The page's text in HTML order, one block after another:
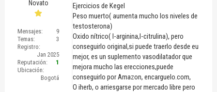
Novato
Mensajes:
9
Temas:
3
Registro:
Jan 2025
Reputación:
1
Ubicación:
Bogotá
Ejercicios de Kegel
Peso muerto( aumenta mucho los niveles de
testosterona)
Oxido nítrico( l-arginina,l-citrulina), pero
conseguirlo original,si puede traerlo desde eu
mejor, es un suplemento vasodilatador que
mejora mucho las erecciones,puede
conseguirlo por Amazon, encarguelo.com,
O iherb, o arriesgarse por mercado libre pero